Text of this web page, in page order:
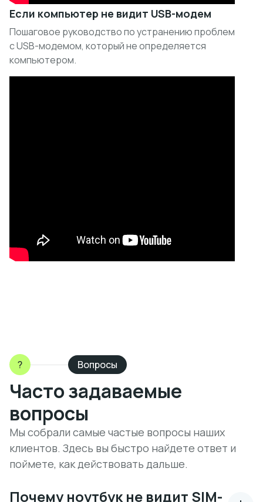
Если компьютер не видит USB-модем
Пошаговое руководство по устранению проблем
с USB-модемом, который не определяется
компьютером.
? Вопросы
Часто задаваемые
вопросы
Мы собрали самые частые вопросы наших
клиентов. Здесь вы быстро найдете ответ и
поймете, как действовать дальше.
Почему ноутбук не видит SIM-